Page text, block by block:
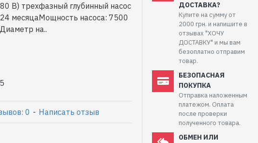
В) трехфазный глубинный насос
месяцаМощность насоса: 7500
на..
0 - Написать отзыв
ДОСТАВКА?
Купите на сумму от
2000 грн. и напишите в
отзывах "ХОЧУ
ДОСТАВКУ" и мы вам
безоплатно отправим
товар.
БЕЗОПАСНАЯ
ПОКУПКА
Отправка наложенным
платежом. Оплата
после проверки
полученного товара.
ОБМЕН ИЛИ